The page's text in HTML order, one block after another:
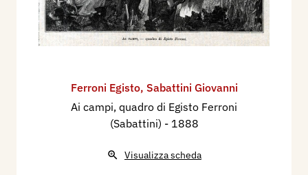
Ferroni Egisto, Sabattini Giovanni
Ai campi, quadro di Egisto Ferroni
(Sabattini) - 1888
Visualizza scheda